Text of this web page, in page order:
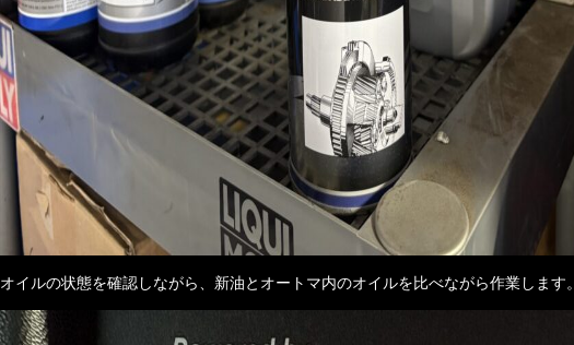
オイルの状態を確認しながら、新油とオートマ内のオイルを比べながら作業します。